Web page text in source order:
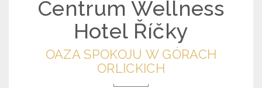
Centrum Wellness
Hotel Říčky
OAZA SPOKOJU W GÓRACH
ORLICKICH